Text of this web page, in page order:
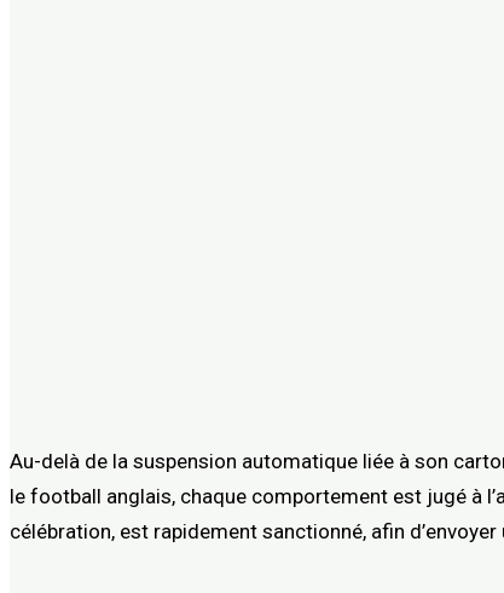
Au-delà de la suspension automatique liée à son
le football anglais, chaque comportement est jugé à
célébration, est rapidement sanctionné, afin